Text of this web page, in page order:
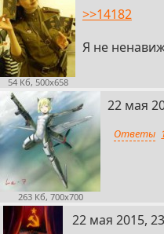
54 Кб, 500x658
>>14182
Я не
263 Кб, 700x700
19
22 мая
Ответы
20
22 мая 2015,